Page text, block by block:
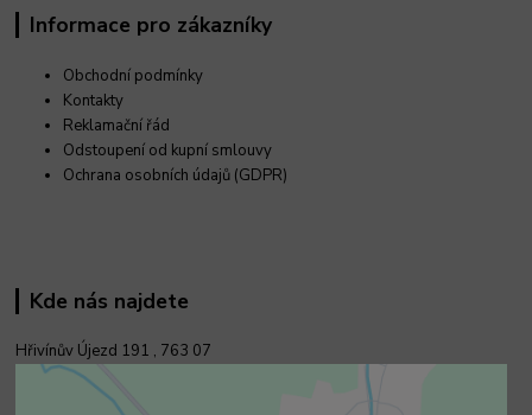
Informace pro zákazníky
Obchodní podmínky
Kontakty
Reklamační řád
Odstoupení od kupní smlouvy
Ochrana osobních údajů (GDPR)
Kde nás najdete
Hřivínův Újezd 191 , 763 07